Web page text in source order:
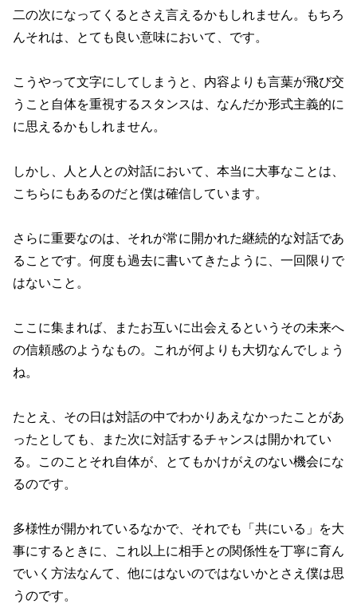
二の次になってくるとさえ言えるかもしれません。もちろ
んそれは、とても良い意味において、です。
こうやって文字にしてしまうと、内容よりも言葉が飛び交
うこと自体を重視するスタンスは、なんだか形式主義的に
に思えるかもしれません。
しかし、人と人との対話において、本当に大事なことは、
こちらにもあるのだと僕は確信しています。
さらに重要なのは、それが常に開かれた継続的な対話であ
ることです。何度も過去に書いてきたように、一回限りで
はないこと。
ここに集まれば、またお互いに出会えるというその未来へ
の信頼感のようなもの。これが何よりも大切なんでしょう
ね。
たとえ、その日は対話の中でわかりあえなかったことがあ
ったとしても、また次に対話するチャンスは開かれてい
る。このことそれ自体が、とてもかけがえのない機会にな
るのです。
多様性が開かれているなかで、それでも「共にいる」を大
事にするときに、これ以上に相手との関係性を丁寧に育ん
でいく方法なんて、他にはないのではないかとさえ僕は思
うのです。